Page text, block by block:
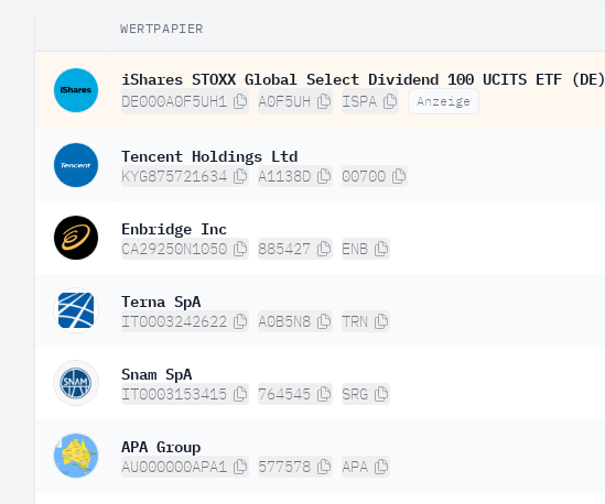
WERTPAPIER
iShares STOXX Global Select Dividend 100 UCITS ETF (DE)
DE000A0F5UH1 A0F5UH ISPA Anzeige
Tencent Holdings Ltd
KYG875721634 A1138D 00700
Enbridge Inc
CA29250N1050 885427 ENB
Terna SpA
IT0003242622 A0B5N8 TRN
Snam SpA
IT0003153415 764545 SRG
APA Group
AU000000APA1 577578 APA